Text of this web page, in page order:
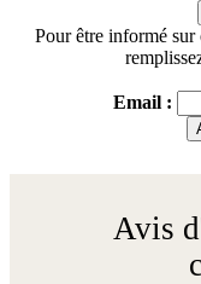
Pour être informé
Email :
Avis